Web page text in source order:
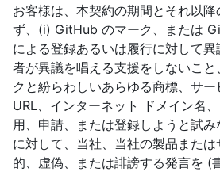
お客様は、本契約の期間とそれ以
ず、(i) GitHub のマーク、または
による登録あるいは履行に対して
者が異議を唱える支援をしないこ
クと紛らわしいあらゆる商標、サー
URL、インターネット ドメイン名
用、申請、または登録しようと試
に対して、当社、当社の製品また
的、虚偽、または誹謗する発言を (